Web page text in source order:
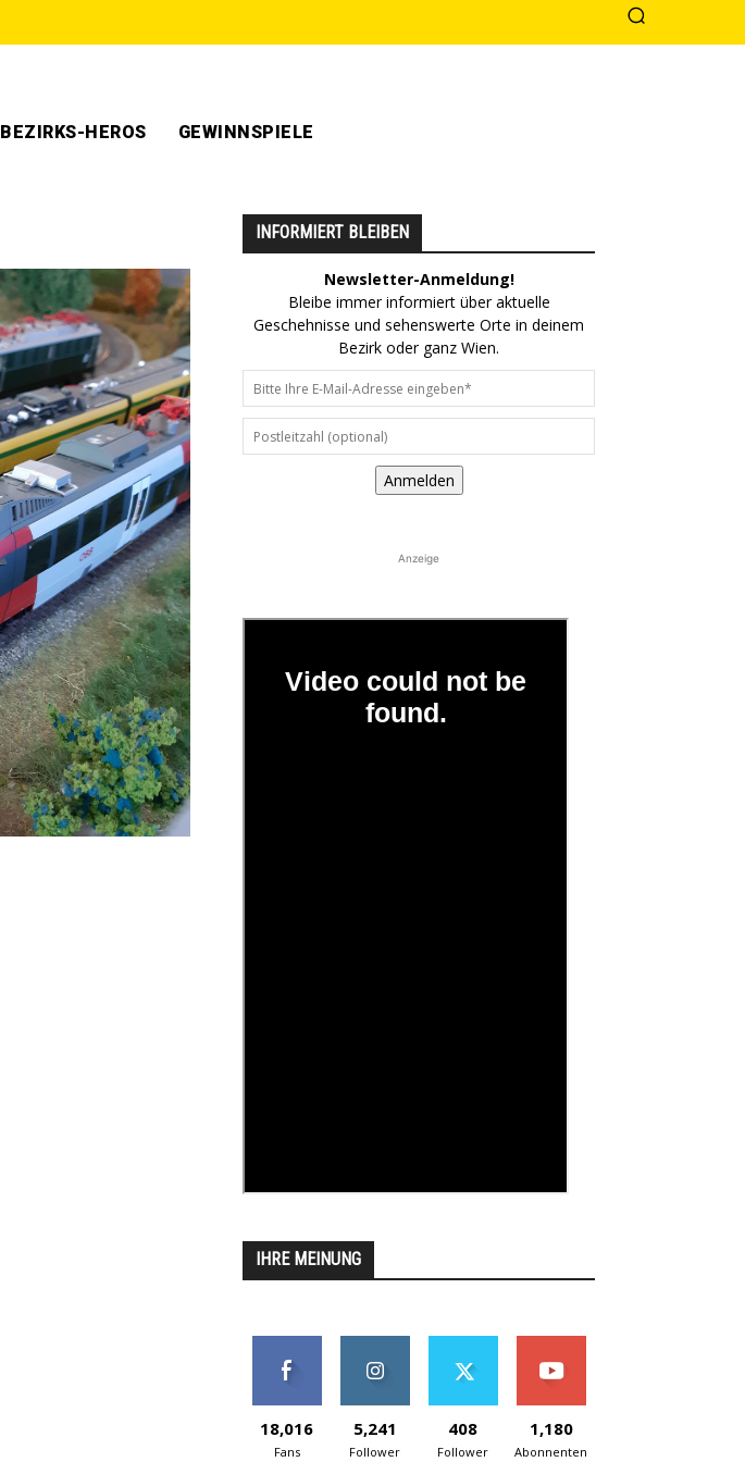
BEZIRKS-HEROS GEWINNSPIELE
INFORMIERT BLEIBEN
Newsletter-Anmeldung!
Bleibe immer informiert über aktuelle
Geschehnisse und sehenswerte Orte in deinem
Bezirk oder ganz Wien.
Anmelden
Anzeige
IHRE MEINUNG
18,016
Fans
5,241
Follower
408
Follower
1,180
Abonnenten